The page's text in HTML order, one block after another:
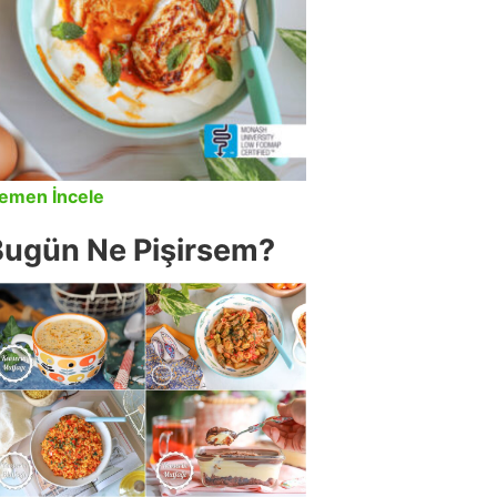
İncele
Ne Pişirsem?